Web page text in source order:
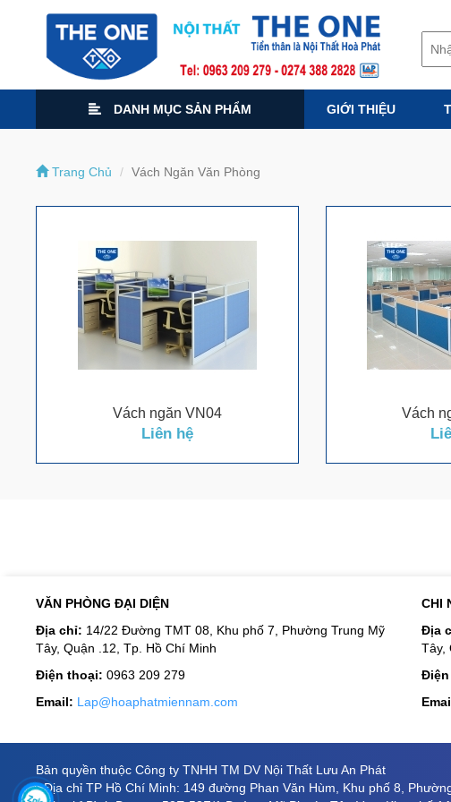
DANH MỤC SẢN PHẨM GIỚI THIỆU
Trang Chủ Vách Ngăn Văn Phòng
Vách ngăn VN04
Liên hệ
Vách
VĂN PHÒNG ĐẠI DIỆN
Địa chỉ: 14/22 Đường TMT 08, Khu phố 7, Phường Trung Mỹ
Tây, Quận .12, Tp. Hồ Chí Minh
Điện thoại: 0963 209 279
Email: Lap@hoaphatmiennam.com
CHI
Địa
Tây,
Bản quyền thuộc Công ty TNHH TM DV Nội Thất Lưu An Phát
- Địa chỉ TP Hồ Chí Minh: 149 đường Phan Văn Hùm, Khu phố 8,